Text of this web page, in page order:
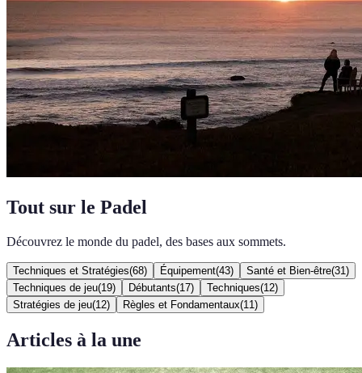
Tout sur le Padel
Découvrez le monde du padel, des bases aux sommets.
Techniques et Stratégies(68) Équipement(43) Santé et Bien-être(31 )
Techniques de jeu(19) Débutants(17) Techniques(12)
Stratégies de jeu(12) Règles et Fondamentaux(11 )
Articles à la une